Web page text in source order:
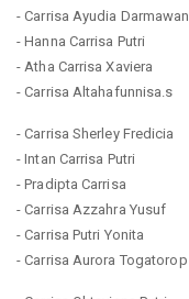
- Carrisa Ayudia Darmawan
- Hanna Carrisa Putri
- Atha Carrisa Xaviera
- Carrisa Altahafunnisa.s
- Carrisa Sherley Fredicia
- Intan Carrisa Putri
- Pradipta Carrisa
- Carrisa Azzahra Yusuf
- Carrisa Putri Yonita
- Carrisa Aurora Togatorop